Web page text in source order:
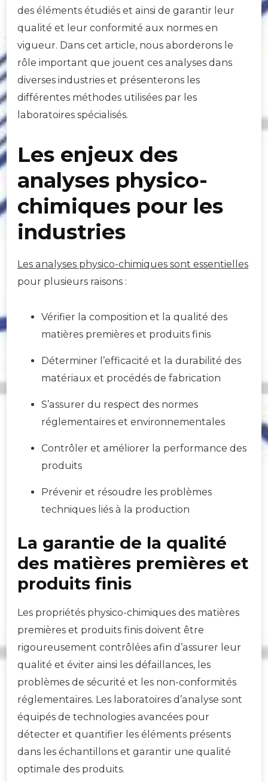
des éléments étudiés et ainsi de garantir leur
qualité et leur conformité aux normes en
vigueur. Dans cet article, nous aborderons le
rôle important que jouent ces analyses dans
diverses industries et présenterons les
différentes méthodes utilisées par les
laboratoires spécialisés.
Les enjeux des
analyses physico-
chimiques pour les
industries
Les analyses physico-chimiques sont essentielles
pour plusieurs raisons :
Vérifier la composition et la qualité des
matières premières et produits finis
Déterminer l’efficacité et la durabilité des
matériaux et procédés de fabrication
S’assurer du respect des normes
réglementaires et environnementales
Contrôler et améliorer la performance des
produits
Prévenir et résoudre les problèmes
techniques liés à la production
La garantie de la qualité
des matières premières et
produits finis
Les propriétés physico-chimiques des matières
premières et produits finis doivent être
rigoureusement contrôlées afin d’assurer leur
qualité et éviter ainsi les défaillances, les
problèmes de sécurité et les non-conformités
réglementaires. Les laboratoires d’analyse sont
équipés de technologies avancées pour
détecter et quantifier les éléments présents
dans les échantillons et garantir une qualité
optimale des produits.